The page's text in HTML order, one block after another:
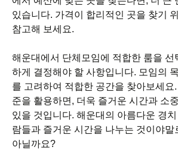
있습니다. 가격이 합리적인 곳을 찾기
참고해 보세요.
해운대에서 단체모임에 적합한 룸을 선
하게 결정해야 할 사항입니다. 모임의
를 고려하여 적합한 공간을 찾아보세요.
준을 활용하면, 더욱 즐거운 시간과 소
있을 것입니다. 해운대의 아름다운 경
람들과 즐거운 시간을 나누는 것이야말
아닐까요?